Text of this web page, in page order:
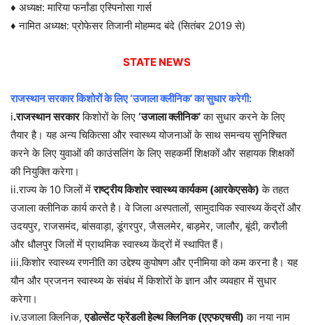
♦ अध्यक्ष: मारिया फर्नांडा एस्पिनोसा गार्स
♦ नामित अध्यक्ष: प्रोफेसर तिजानी मोहम्मद बंदे (सितंबर 2019 से)
STATE NEWS
राजस्थान सरकार किशोरों के लिए ‘उजाला क्लीनिक’ का सुधार करेगी:
i.राजस्थान सरकारकिशोरों के लिए ‘उजाला क्लीनिक’का सुधार करने के लिए
तैयार है। यह अन्य चिकित्सा और स्वास्थ्य योजनाओं के साथ समन्वय सुनिश्चित
करने के लिए युवाओं की काउंसलिंग के लिए सहकर्मी शिक्षकों और सहायक शिक्षकों
की नियुक्ति करेगा।
ii.राज्य के 10 जिलों मेंराष्ट्रीय किशोर स्वास्थ्य कार्यकम (आरकेएसके) के तहत
उजाला क्लीनिक कार्य करते है। वे जिला अस्पतालों, सामुदायिक स्वास्थ्य केंद्रों और
उदयपुर, राजसमंद, बांसवाड़ा, डूंगरपुर, जैसलमेर, बाड़मेर, जालौर, बूंदी, करौली
और धौलपुर जिलों में प्राथमिक स्वास्थ्य केंद्रों में स्थापित हैं।
iii.किशोर स्वास्थ्य रणनीति का उद्देश्य कुपोषण और एनीमिया को कम करना है। यह
यौन और प्रजनन स्वास्थ्य के संबंध में किशोरों के ज्ञान और व्यवहार में सुधार
करेगा।
iv.उजाला क्लिनिक,एडोल्सेंट फ्रेंडली हेल्थ क्लिनिक (एएफएचसी) का नया नाम